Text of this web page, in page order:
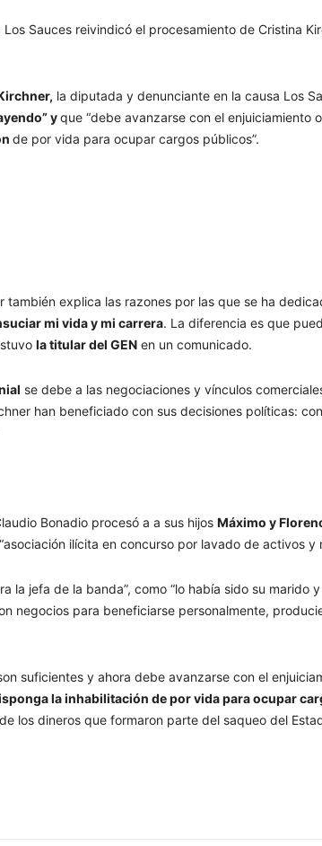
Sauces reivindicó el procesamiento de Cristina
, la diputada y denunciante en la causa Los
yque “debe avanzarse con el enjuiciamiento
de por vida para ocupar cargos públicos”.
también explica las razones por las que se ha
mi vida y mi carrera. La diferencia es que
la titular del GEN en un comunicado.
se debe a las negociaciones y vínculos
han beneficiado con sus decisiones políticas:
Bonadio procesó a a sus hijosMáximo y
ilícita en concurso por lavado de activos y
la jefa de la banda”, como “lo había sido su marido
negocios para beneficiarse personalmente,
suficientes y ahora debe avanzarse con el
la inhabilitación de por vida para ocupar
los dineros que formaron parte del saqueo del